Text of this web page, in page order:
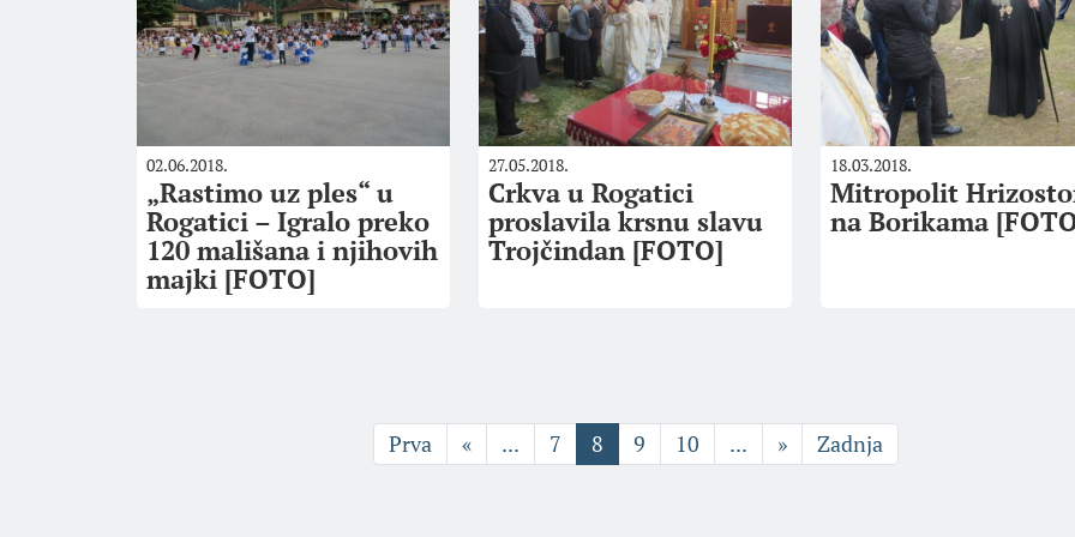
02.06.2018.
„Rastimo uz ples“ u
Rogatici – Igralo preko
120 mališana i njihovih
majki [FOTO]
27.05.2018.
Crkva u Rogatici
proslavila krsnu slavu
Trojčindan [FOTO]
18.03.2018.
Mitropolit
na Borikama
Prva « ... 7 8 9 10 ... » Zadnja